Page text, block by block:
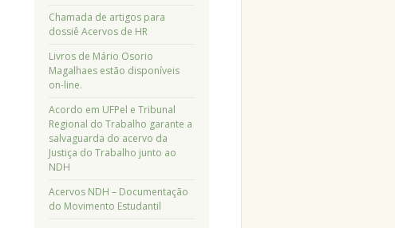
Chamada de artigos para
dossiê Acervos de HR
Livros de Mário Osorio
Magalhaes estão disponíveis
on-line.
Acordo em UFPel e Tribunal
Regional do Trabalho garante a
salvaguarda do acervo da
Justiça do Trabalho junto ao
NDH
Acervos NDH – Documentação
do Movimento Estudantil